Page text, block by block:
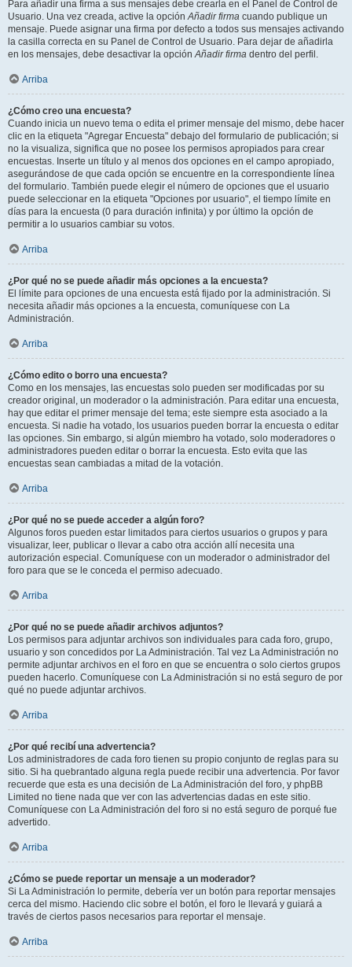
Para añadir una firma a sus mensajes debe crearla en el Panel de Control de
Usuario. Una vez creada, active la opciónAñadir firma cuando publique un
mensaje. Puede asignar una firma por defecto a todos sus mensajes activando
la casilla correcta en su Panel de Control de Usuario. Para dejar de añadirla
en los mensajes, debe desactivar la opciónAñadir firma dentro del perfil.
Arriba
¿Cómo creo una encuesta?
Cuando inicia un nuevo tema o edita el primer mensaje del mismo, debe hacer
clic en la etiqueta "Agregar Encuesta" debajo del formulario de publicación; si
no la visualiza, significa que no posee los permisos apropiados para crear
encuestas. Inserte un título y al menos dos opciones en el campo apropiado,
asegurándose de que cada opción se encuentre en la correspondiente línea
del formulario. También puede elegir el número de opciones que el usuario
puede seleccionar en la etiqueta "Opciones por usuario", el tiempo límite en
días para la encuesta (0 para duración infinita) y por último la opción de
permitir a lo usuarios cambiar su votos.
Arriba
¿Por qué no se puede añadir más opciones a la encuesta?
El límite para opciones de una encuesta está fijado por la administración. Si
necesita añadir más opciones a la encuesta, comuníquese con La
Administración.
Arriba
¿Cómo edito o borro una encuesta?
Como en los mensajes, las encuestas solo pueden ser modificadas por su
creador original, un moderador o la administración. Para editar una encuesta,
hay que editar el primer mensaje del tema; este siempre esta asociado a la
encuesta. Si nadie ha votado, los usuarios pueden borrar la encuesta o editar
las opciones. Sin embargo, si algún miembro ha votado, solo moderadores o
administradores pueden editar o borrar la encuesta. Esto evita que las
encuestas sean cambiadas a mitad de la votación.
Arriba
¿Por qué no se puede acceder a algún foro?
Algunos foros pueden estar limitados para ciertos usuarios o grupos y para
visualizar, leer, publicar o llevar a cabo otra acción allí necesita una
autorización especial. Comuníquese con un moderador o administrador del
foro para que se le conceda el permiso adecuado.
Arriba
¿Por qué no se puede añadir archivos adjuntos?
Los permisos para adjuntar archivos son individuales para cada foro, grupo,
usuario y son concedidos por La Administración. Tal vez La Administración no
permite adjuntar archivos en el foro en que se encuentra o solo ciertos grupos
pueden hacerlo. Comuníquese con La Administración si no está seguro de por
qué no puede adjuntar archivos.
Arriba
¿Por qué recibí una advertencia?
Los administradores de cada foro tienen su propio conjunto de reglas para su
sitio. Si ha quebrantado alguna regla puede recibir una advertencia. Por favor
recuerde que esta es una decisión de La Administración del foro, y phpBB
Limited no tiene nada que ver con las advertencias dadas en este sitio.
Comuníquese con La Administración del foro si no está seguro de porqué fue
advertido.
Arriba
¿Cómo se puede reportar un mensaje a un moderador?
Si La Administración lo permite, debería ver un botón para reportar mensajes
cerca del mismo. Haciendo clic sobre el botón, el foro le llevará y guiará a
través de ciertos pasos necesarios para reportar el mensaje.
Arriba